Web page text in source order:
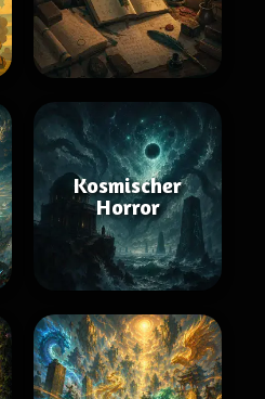
Kosmischer
Horror